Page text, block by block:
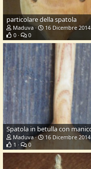
particolare della spatola
Maduva
16 Dicembre 2014
0
0
Maduva
16 Dicembre 2014
1
0